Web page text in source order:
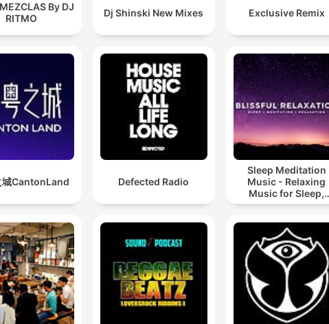
By DJ
RITMO
Dj Shinski New Mixes Exclusive Remix
城CantonLand Defected Radio
Sleep Meditation
Music - Relaxing
Music for Sleep,
Meditation &